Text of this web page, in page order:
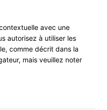
avec une
autorisez à utiliser les
comme décrit dans la
mais veuillez noter